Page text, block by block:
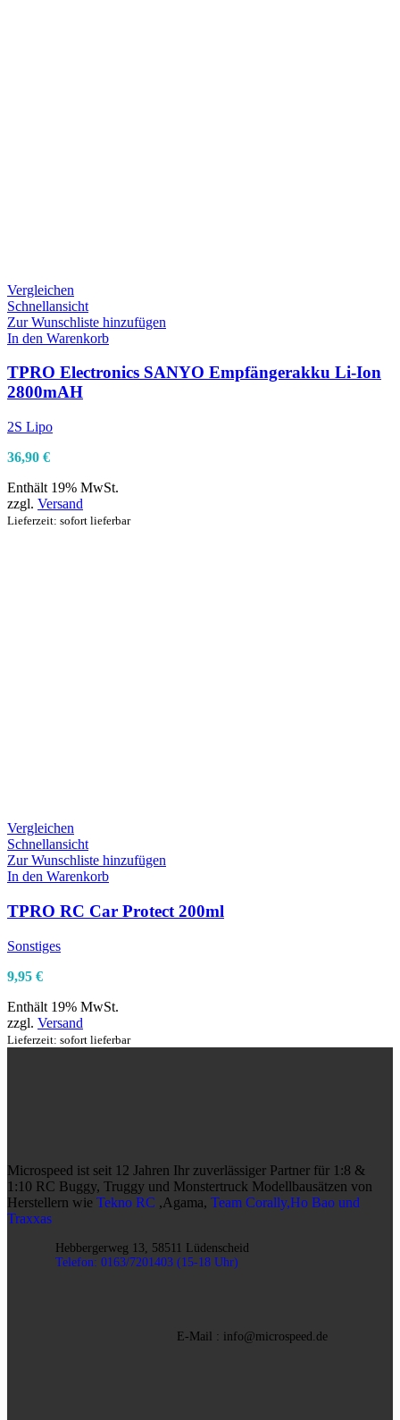
Vergleichen
Schnellansicht
Zur Wunschliste hinzufügen
In den Warenkorb
TPRO Electronics SANYO Empfängerakku Li-Ion
2800mAH
2S Lipo
36,90 €
Enthält 19% MwSt.
zzgl. Versand
Lieferzeit: sofort lieferbar
Vergleichen
Schnellansicht
Zur Wunschliste hinzufügen
In den Warenkorb
TPRO RC Car Protect 200ml
Sonstiges
9,95 €
Enthält 19% MwSt.
zzgl. Versand
Lieferzeit: sofort lieferbar
Microspeed ist seit 12 Jahren Ihr zuverlässiger Partner für 1:8 &
1:10 RC Buggy, Truggy und Monstertruck Modellbausätzen von
Herstellern wie Tekno RC ,Agama, Team Corally,Ho Bao und
Traxxas
Hebbergerweg 13, 58511 Lüdenscheid
Telefon: 0163/7201403 (15-18 Uhr)
E-Mail : info@microspeed.de